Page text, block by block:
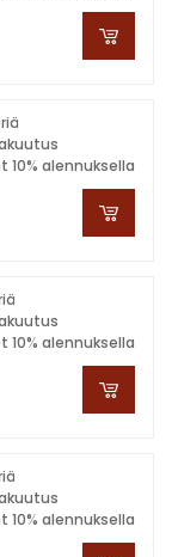
10% alennuksella
10% alennuksella
10% alennuksella